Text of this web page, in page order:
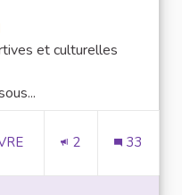
et culturelles
2 33